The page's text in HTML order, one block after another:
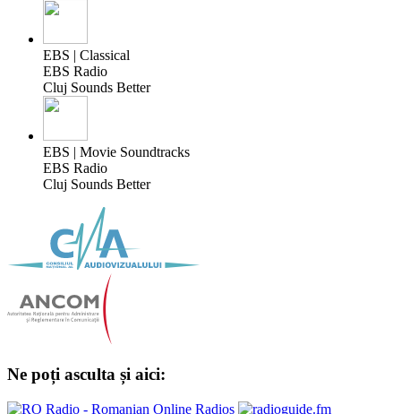
EBS | Classical
EBS Radio
Cluj Sounds Better
EBS | Movie Soundtracks
EBS Radio
Cluj Sounds Better
Ne poți asculta și aici: